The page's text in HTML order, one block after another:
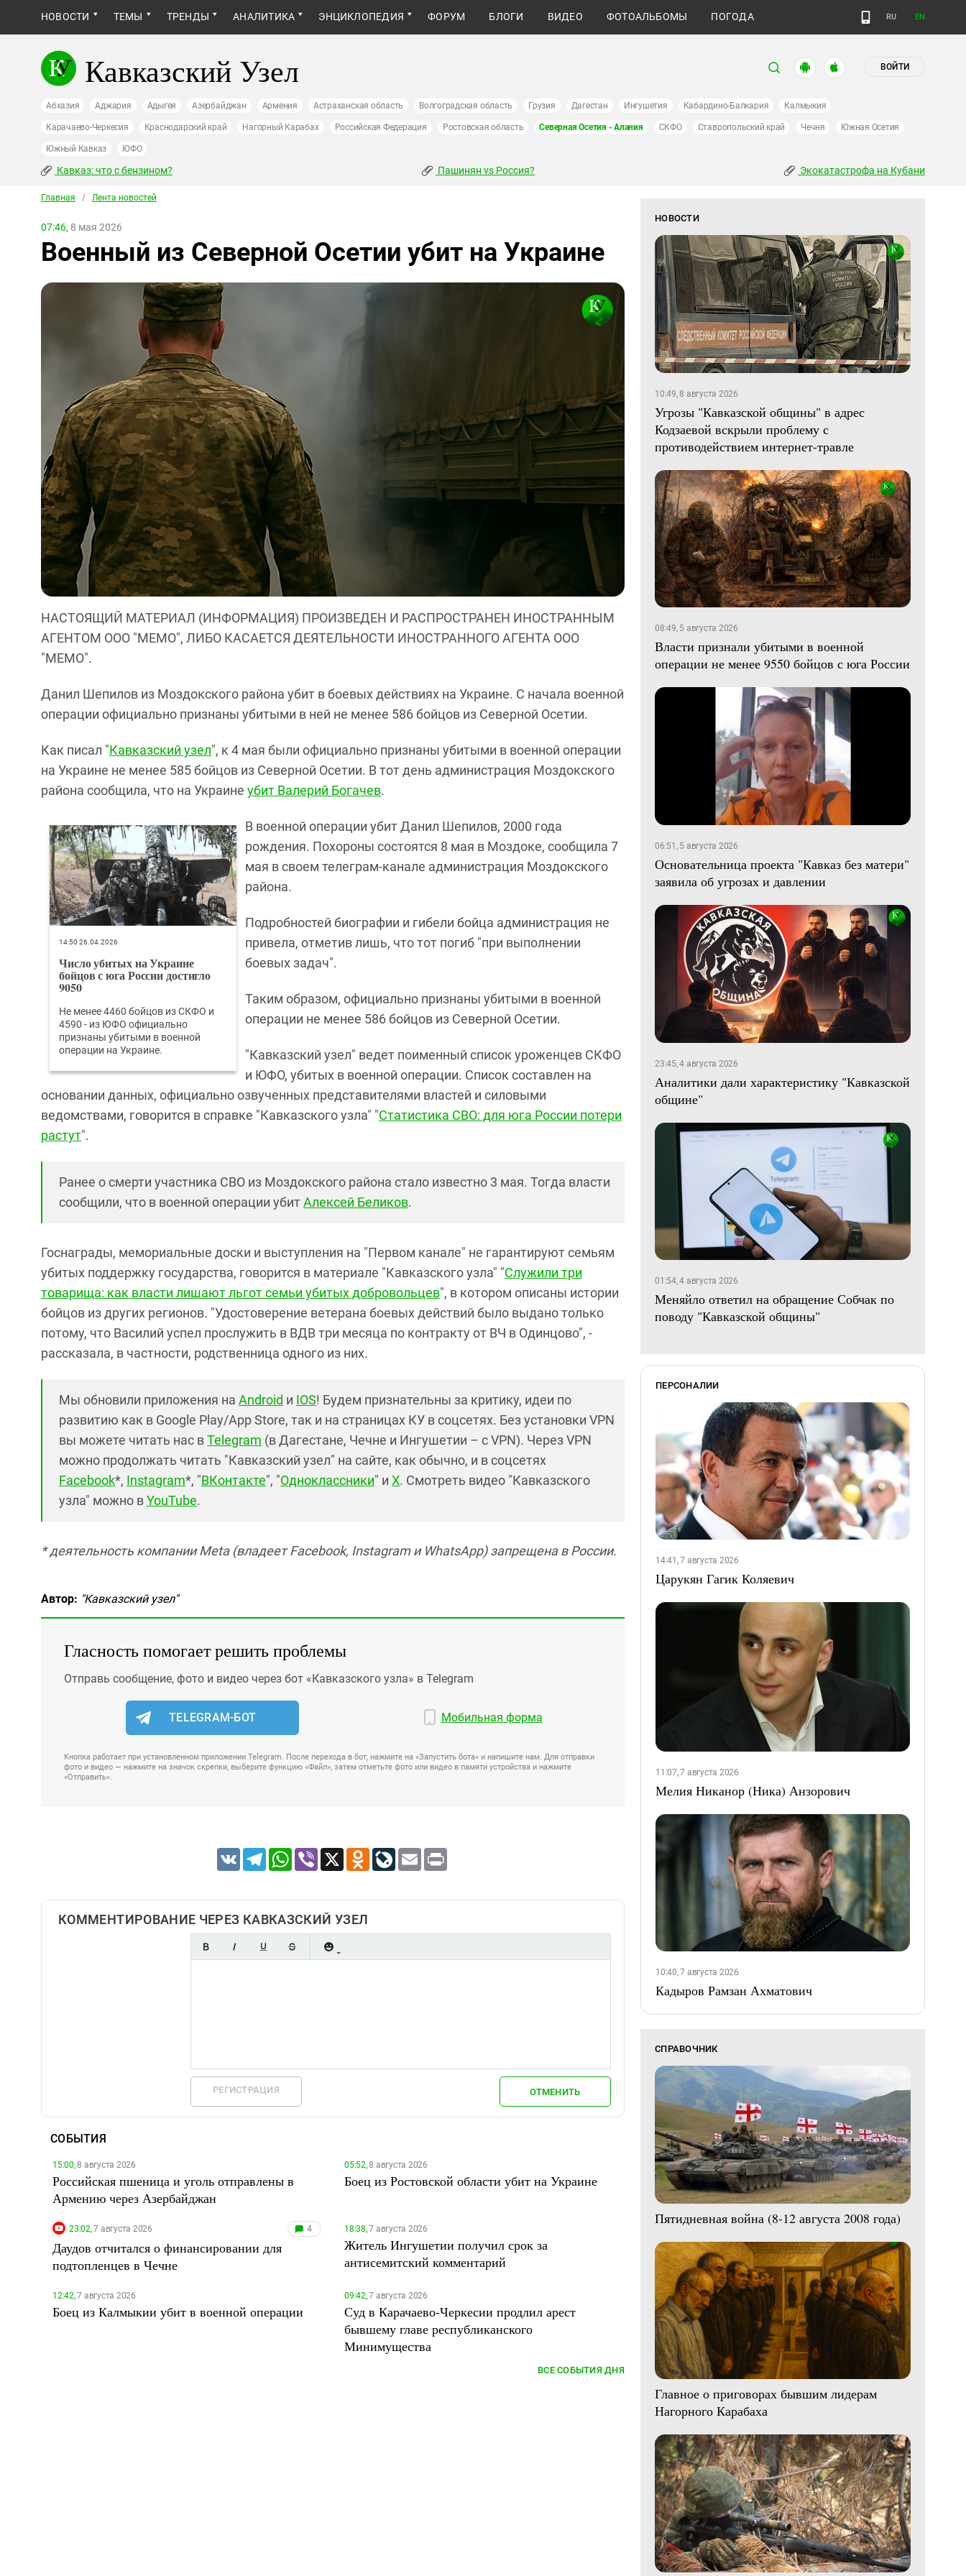
НОВОСТИ ТЕМЫ ТРЕНДЫ АНАЛИТИКА ЭНЦИКЛОПЕДИЯ ФОРУМ БЛОГИ ВИДЕО ФОТОАЛЬБОМЫ ПОГОДА RU EN
Кавказский Узел ВОЙТИ
Абхазия Аджария Адыгея Азербайджан Армения Астраханская область Волгоградская область Грузия Дагестан Ингушетия Кабардино-Балкария Калмыкия
Карачаево-Черкесия Краснодарский край Нагорный Карабах Российская Федерация Ростовская область Северная Осетия - Алания СКФО Ставропольский край Чечня Южная Осетия
Южный Кавказ ЮФО
Кавказ: что с бензином? Пашинян vs Россия? Экокатастрофа на Кубани
Главная / Лента новостей
07:46, 8 мая 2026
Военный из Северной Осетии убит на Украине
НАСТОЯЩИЙ МАТЕРИАЛ (ИНФОРМАЦИЯ) ПРОИЗВЕДЕН И РАСПРОСТРАНЕН ИНОСТРАННЫМ
АГЕНТОМ ООО "МЕМО", ЛИБО КАСАЕТСЯ ДЕЯТЕЛЬНОСТИ ИНОСТРАННОГО АГЕНТА ООО
"МЕМО".
Данил Шепилов из Моздокского района убит в боевых действиях на Украине. С начала военной
операции официально признаны убитыми в ней не менее 586 бойцов из Северной Осетии.
Как писал "Кавказский узел", к 4 мая были официально признаны убитыми в военной операции
на Украине не менее 585 бойцов из Северной Осетии. В тот день администрация Моздокского
района сообщила, что на Украине убит Валерий Богачев.
14:50 26.04.2026
Число убитых на Украине
бойцов с юга России достигло
9050
Не менее 4460 бойцов из СКФО и
4590 - из ЮФО официально
признаны убитыми в военной
операции на Украине.
В военной операции убит Данил Шепилов, 2000 года
рождения. Похороны состоятся 8 мая в Моздоке, сообщила 7
мая в своем телеграм-канале администрация Моздокского
района.
Подробностей биографии и гибели бойца администрация не
привела, отметив лишь, что тот погиб "при выполнении
боевых задач".
Таким образом, официально признаны убитыми в военной
операции не менее 586 бойцов из Северной Осетии.
"Кавказский узел" ведет поименный список уроженцев СКФО
и ЮФО, убитых в военной операции. Список составлен на
основании данных, официально озвученных представителями властей и силовыми
ведомствами, говорится в справке "Кавказского узла" "Статистика СВО: для юга России потери
растут".
Ранее о смерти участника СВО из Моздокского района стало известно 3 мая. Тогда власти
сообщили, что в военной операции убитАлексей Беликов.
Госнаграды, мемориальные доски и выступления на "Первом канале" не гарантируют семьям
убитых поддержку государства, говорится в материале "Кавказского узла" "Служили три
товарища: как власти лишают льгот семьи убитых добровольцев", в котором описаны истории
бойцов из других регионов. "Удостоверение ветерана боевых действий было выдано только
потому, что Василий успел прослужить в ВДВ три месяца по контракту от ВЧ в Одинцово", -
рассказала, в частности, родственница одного из них.
Мы обновили приложения на Android и IOS! Будем признательны за критику, идеи по
развитию как в Google Play/App Store, так и на страницах КУ в соцсетях. Без установки VPN
вы можете читать нас вTelegram (в Дагестане, Чечне и Ингушетии – с VPN). Через VPN
можно продолжать читать "Кавказский узел" на сайте, как обычно, и в соцсетях
Facebook*, Instagram*, "ВКонтакте", "Одноклассники" и X. Смотреть видео "Кавказского
узла" можно вYouTube.
* деятельность компании Meta (владеет Facebook, Instagram и WhatsApp) запрещена в России.
Автор: "Кавказский узел"
Гласность помогает решить проблемы
Отправь сообщение, фото и видео через бот «Кавказского узла» в Telegram
TELEGRAM-БОТ Мобильная форма
Кнопка работает при установленном приложении Telegram. После перехода в бот, нажмите на «Запустить бота» и напишите нам. Для отправки
фото и видео — нажмите на значок скрепки, выберите функцию «Файл», затем отметьте фото или видео в памяти устройства и нажмите
«Отправить».
VK TelegramWhatsApp
Viber X Odnoklassniki
LiveJournal
Email
КОММЕНТИРОВАНИЕ ЧЕРЕЗ КАВКАЗСКИЙ УЗЕЛ
РЕГИСТРАЦИЯ ОТМЕНИТЬ
СОБЫТИЯ
15:00,8 августа 2026
Российская пшеница и уголь отправлены в
Армению через Азербайджан
05:52,8 августа 2026
Боец из Ростовской области убит на Украине
23:02,7 августа 2026 4
Даудов отчитался о финансировании для
подтопленцев в Чечне
18:38,7 августа 2026
Житель Ингушетии получил срок за
антисемитский комментарий
12:42,7 августа 2026
Боец из Калмыкии убит в военной операции
09:42,7 августа 2026
Суд в Карачаево-Черкесии продлил арест
бывшему главе республиканского
Минимущества
ВСЕ СОБЫТИЯ ДНЯ
НОВОСТИ
10:49, 8 августа 2026
Угрозы "Кавказской общины" в адрес
Кодзаевой вскрыли проблему с
противодействием интернет-травле
08:49, 5 августа 2026
Власти признали убитыми в военной
операции не менее 9550 бойцов с юга России
06:51, 5 августа 2026
Основательница проекта "Кавказ без матери"
заявила об угрозах и давлении
23:45, 4 августа 2026
Аналитики дали характеристику "Кавказской
общине"
01:54, 4 августа 2026
Меняйло ответил на обращение Собчак по
поводу "Кавказской общины"
ПЕРСОНАЛИИ
14:41, 7 августа 2026
Царукян Гагик Коляевич
11:07, 7 августа 2026
Мелия Никанор (Ника) Анзорович
10:40, 7 августа 2026
Кадыров Рамзан Ахматович
СПРАВОЧНИК
Пятидневная война (8-12 августа 2008 года)
Главное о приговорах бывшим лидерам
Нагорного Карабаха